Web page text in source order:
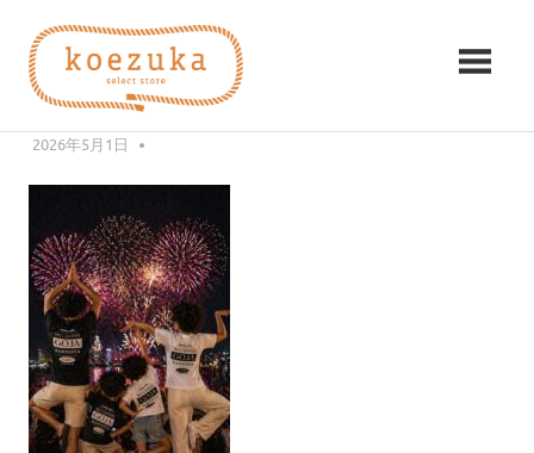
ツ
koezuka（こ
つ
ア
ワ
セ。
04BC7A64-9906-4D11-BAE4-
B3C1EE2E5E4D
2026年5月1日